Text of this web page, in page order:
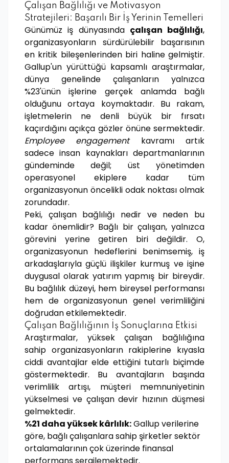
Çalışan Bağlılığı ve Motivasyon
Stratejileri: Başarılı Bir İş Yerinin Temelleri
Günümüz iş dünyasında çalışan bağlılığı,
organizasyonların sürdürülebilir başarısının
en kritik bileşenlerinden biri haline gelmiştir.
Gallup'un yürüttüğü kapsamlı araştırmalar,
dünya genelinde çalışanların yalnızca
%23'ünün işlerine gerçek anlamda bağlı
olduğunu ortaya koymaktadır. Bu rakam,
işletmelerin ne denli büyük bir fırsatı
kaçırdığını açıkça gözler önüne sermektedir.
Employee engagementkavramı artık
sadece insan kaynakları departmanlarının
gündeminde değil; üst yönetimden
operasyonel ekiplere kadar tüm
organizasyonun öncelikli odak noktası olmak
zorundadır.
Peki, çalışan bağlılığı nedir ve neden bu
kadar önemlidir? Bağlı bir çalışan, yalnızca
görevini yerine getiren biri değildir. O,
organizasyonun hedeflerini benimsemiş, iş
arkadaşlarıyla güçlü ilişkiler kurmuş ve işine
duygusal olarak yatırım yapmış bir bireydir.
Bu bağlılık düzeyi, hem bireysel performansı
hem de organizasyonun genel verimliliğini
doğrudan etkilemektedir.
Çalışan Bağlılığının İş Sonuçlarına Etkisi
Araştırmalar, yüksek çalışan bağlılığına
sahip organizasyonların rakiplerine kıyasla
ciddi avantajlar elde ettiğini tutarlı biçimde
göstermektedir. Bu avantajların başında
verimlilik artışı, müşteri memnuniyetinin
yükselmesi ve çalışan devir hızının düşmesi
gelmektedir.
%21 daha yüksek kârlılık:Gallup verilerine
göre, bağlı çalışanlara sahip şirketler sektör
ortalamalarının çok üzerinde finansal